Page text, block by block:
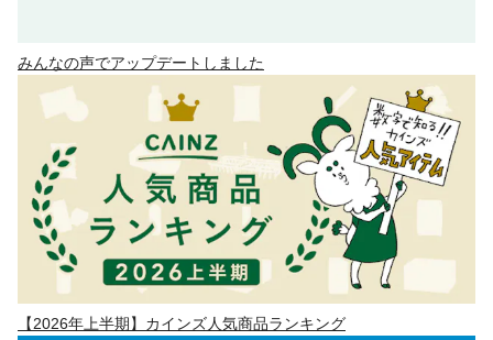
みんなの声でアップデートしました
【2026年上半期】カインズ人気商品ランキング